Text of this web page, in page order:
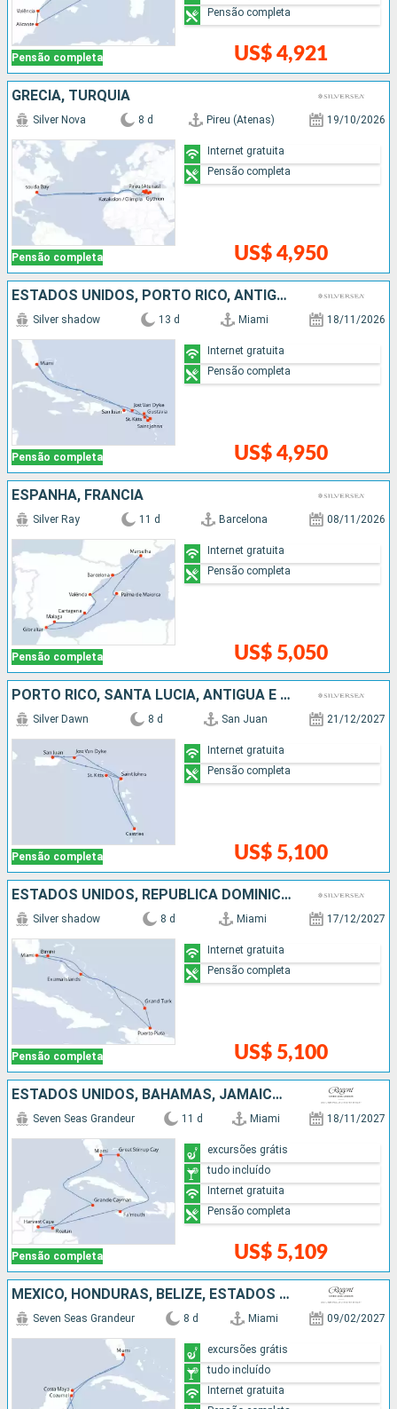
Pensão completa US$ 4,921
Pensão completa
GRÉCIA, TURQUIA
Pensão completa
Silver Nova 8 d Pireu (Atenas) 19/10/2026
US$ 4,950
Internet gratuita
Pensão completa
ESTADOS UNIDOS, PORTO RICO, ANTIGUA E BARBUDA, FRANCIA
Pensão completa
Silver shadow 13 d Miami 18/11/2026
US$ 4,950
Internet gratuita
Pensão completa
ESPANHA, FRANCIA
Pensão completa
Silver Ray 11 d Barcelona 08/11/2026
US$ 5,050
Internet gratuita
Pensão completa
PORTO RICO, SANTA LUCIA, ANTIGUA E BARBUDA
Pensão completa
Silver Dawn 8 d San Juan 21/12/2027
US$ 5,100
Internet gratuita
Pensão completa
ESTADOS UNIDOS, REPUBLICA DOMINICANA, BAHAMAS
Pensão completa
Silver shadow 8 d Miami 17/12/2027
US$ 5,100
Internet gratuita
Pensão completa
ESTADOS UNIDOS, BAHAMAS, JAMAICA, BELIZE, HONDURAS, ISLAS CAIMÁN
Pensão completa
Seven Seas Grandeur 11 d Miami 18/11/2027
US$ 5,109
excursões grátis
tudo incluído
Internet gratuita
Pensão completa
MÉXICO, HONDURAS, BELIZE, ESTADOS UNIDOS
Seven Seas Grandeur 8 d Miami 09/02/2027
excursões grátis
tudo incluído
Internet gratuita